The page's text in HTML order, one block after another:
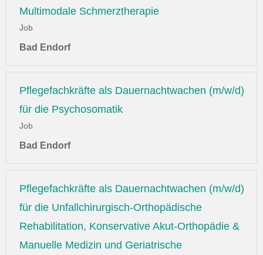
Multimodale Schmerztherapie
Job
Bad Endorf
Pflegefachkräfte als Dauernachtwachen (m/w/d)
für die Psychosomatik
Job
Bad Endorf
Pflegefachkräfte als Dauernachtwachen (m/w/d)
für die Unfallchirurgisch-Orthopädische
Rehabilitation, Konservative Akut-Orthopädie &
Manuelle Medizin und Geriatrische